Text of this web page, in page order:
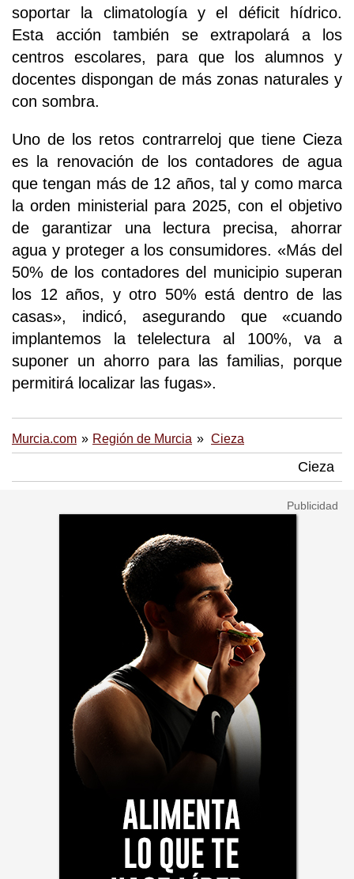
soportar la climatología y el déficit hídrico.
Esta acción también se extrapolará a los
centros escolares, para que los alumnos y
docentes dispongan de más zonas naturales y
con sombra.
Uno de los retos contrarreloj que tiene Cieza
es la renovación de los contadores de agua
que tengan más de 12 años, tal y como marca
la orden ministerial para 2025, con el objetivo
de garantizar una lectura precisa, ahorrar
agua y proteger a los consumidores. «Más del
50% de los contadores del municipio superan
los 12 años, y otro 50% está dentro de las
casas», indicó, asegurando que «cuando
implantemos la telelectura al 100%, va a
suponer un ahorro para las familias, porque
permitirá localizar las fugas».
Murcia.com Región de Murcia Cieza
Cieza